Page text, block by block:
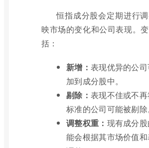
恒指成分股会定期进行
映市场的变化和公司表现。
括：
新增： 表现优异的公
加到成分股中。
剔除： 表现不佳或不
标准的公司可能被剔除
调整权重： 现有成分
能会根据其市场价值